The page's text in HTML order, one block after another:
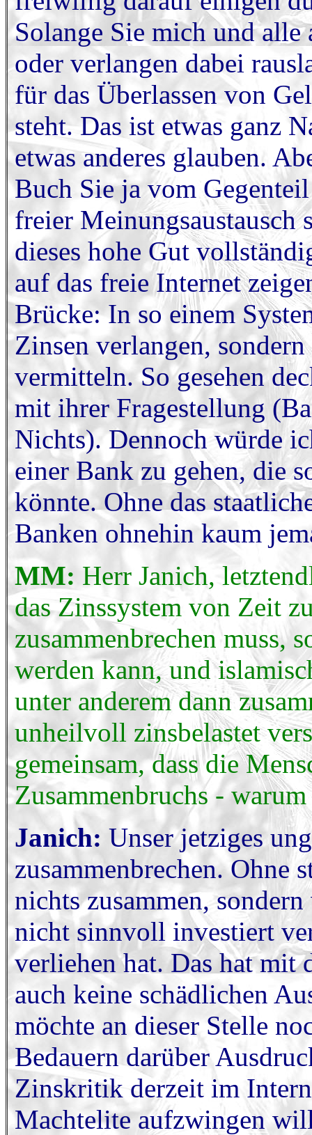
Solange Sie mich und alle
oder verlangen dabei
für das Überlassen von
steht. Das ist etwas ganz
etwas anderes glauben.
Buch Sie ja vom
freier
dieses hohe Gut
auf das freie Internet
Brücke: In so einem
Zinsen verlangen,
vermitteln. So gesehen
mit ihrer Fragestellung
Nichts). Dennoch würde
einer Bank zu gehen, die
könnte. Ohne das
Banken ohnehin kaum
MM: Herr Janich,
das Zinssystem von Zeit
zusammenbrechen muss,
werden kann, und
unter anderem dann
unheilvoll zinsbelastet
gemeinsam, dass die
Zusammenbruchs -
Janich: Unser jetziges
zusammenbrechen. Ohne
nichts zusammen,
nicht sinnvoll investiert
verliehen hat. Das hat mit
auch keine schädlichen
möchte an dieser Stelle
Bedauern darüber
Zinskritik derzeit im
Machtelite aufzwingen